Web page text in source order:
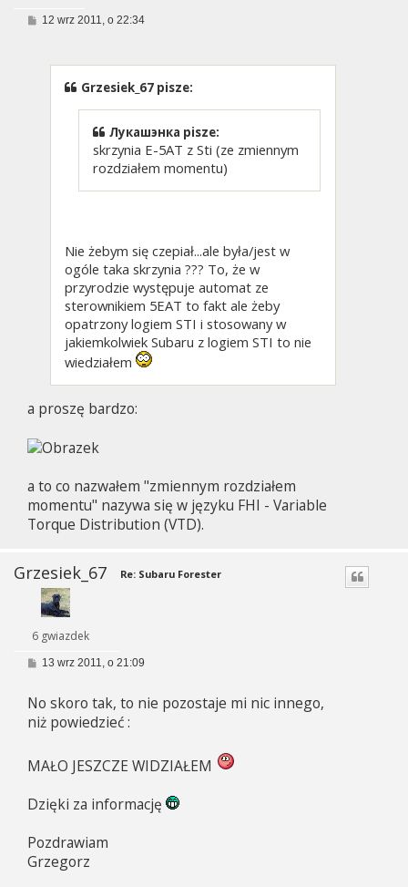
P12 wrz 2011, o 22:34
Grzesiek_67 pisze:
Лукашэнка pisze:
skrzynia E-5AT z Sti (ze zmiennym
rozdziałem momentu)
Nie żebym się czepiał...ale była/jest w
ogóle taka skrzynia ??? To, że w
przyrodzie występuje automat ze
sterownikiem 5EAT to fakt ale żeby
opatrzony logiem STI i stosowany w
jakiemkolwiek Subaru z logiem STI to nie
wiedziałem
a proszę bardzo:
a to co nazwałem "zmiennym rozdziałem
momentu" nazywa się w języku FHI - Variable
Torque Distribution (VTD).
Grzesiek_67
6 gwiazdek
Re: Subaru Forester
P
t
13 wrz 2011, o 21:09
No skoro tak, to nie pozostaje mi nic innego,
niż powiedzieć :
MAŁO JESZCZE WIDZIAŁEM
Dzięki za informację
Pozdrawiam
Grzegorz